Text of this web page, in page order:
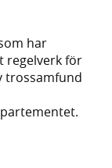
har
regelverk för
trossamfund